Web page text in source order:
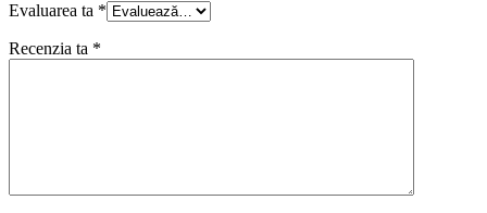
Evaluarea ta *
Recenzia ta *